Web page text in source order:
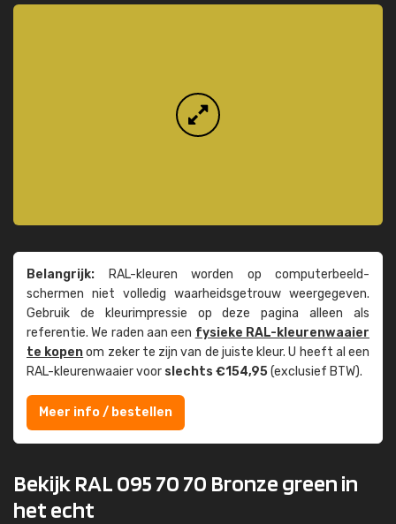
Belangrijk: RAL-kleuren worden op computer­beeld­
schermen niet volledig waarheids­­getrouw weer­gegeven.
Gebruik de kleur­impressie op deze pagina alleen als
referentie. We raden aan een fysieke RAL-kleuren­waaier
te kopenom zeker te zijn van de juiste kleur. U heeft al een
RAL-kleuren­waaier voor slechts €154,95(exclusief BTW).
Meer info / bestellen
Bekijk RAL 095 70 70 Bronze green in
het echt